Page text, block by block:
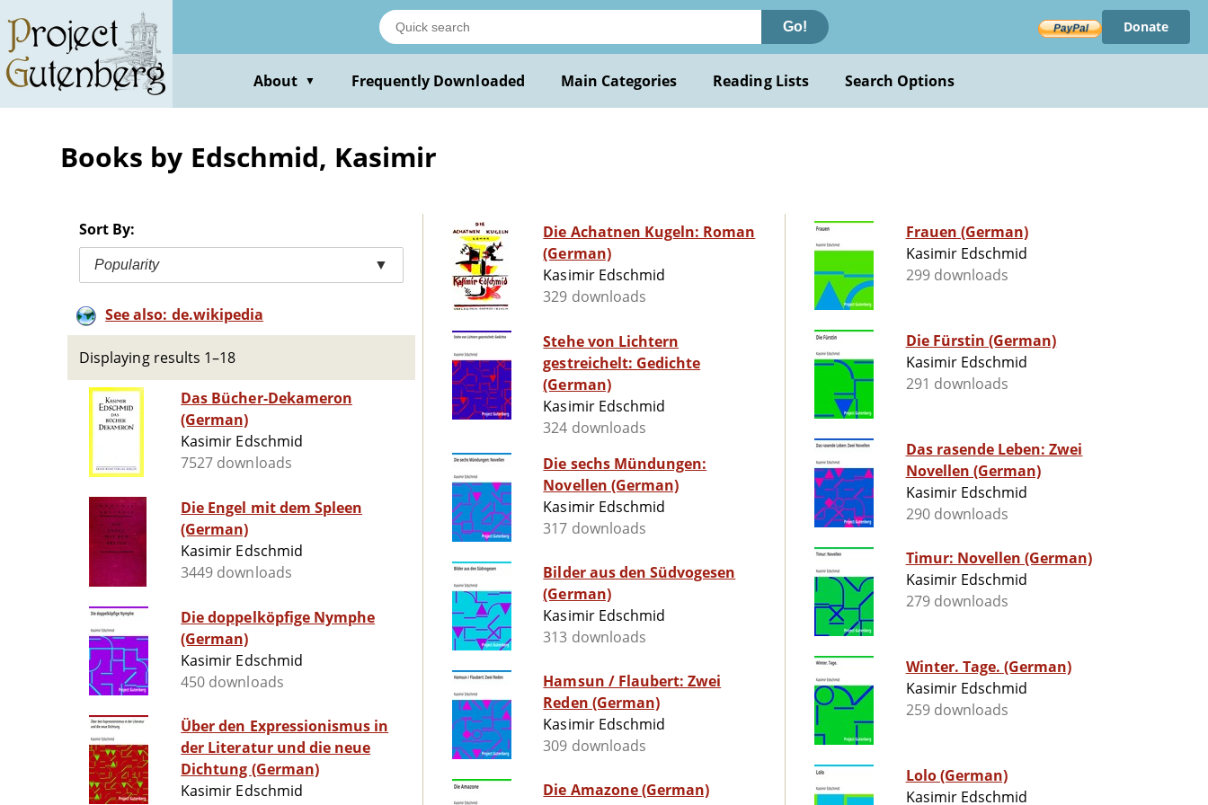
main
content
Go! Donate
About ▼ Frequently Downloaded Main Categories Reading Lists Search Options
Books by Edschmid, Kasimir
Sort By:
Popularity ▼
See also: de.wikipedia
Displaying results 1–18
Das Bücher-Dekameron
(German)
Kasimir Edschmid
7527 downloads
Die Engel mit dem Spleen
(German)
Kasimir Edschmid
3449 downloads
Die doppelköpfige Nymphe
(German)
Kasimir Edschmid
450 downloads
Über den Expressionismus in
der Literatur und die neue
Dichtung (German)
Kasimir Edschmid
Die Achatnen Kugeln: Roman
(German)
Kasimir Edschmid
329 downloads
Stehe von Lichtern
gestreichelt: Gedichte
(German)
Kasimir Edschmid
324 downloads
Die sechs Mündungen:
Novellen (German)
Kasimir Edschmid
317 downloads
Bilder aus den Südvogesen
(German)
Kasimir Edschmid
313 downloads
Hamsun / Flaubert: Zwei
Reden (German)
Kasimir Edschmid
309 downloads
Die Amazone (German)
Frauen (German)
Kasimir Edschmid
299 downloads
Die Fürstin (German)
Kasimir Edschmid
291 downloads
Das rasende Leben: Zwei
Novellen (German)
Kasimir Edschmid
290 downloads
Timur: Novellen (German)
Kasimir Edschmid
279 downloads
Winter. Tage. (German)
Kasimir Edschmid
259 downloads
Lolo (German)
Kasimir Edschmid